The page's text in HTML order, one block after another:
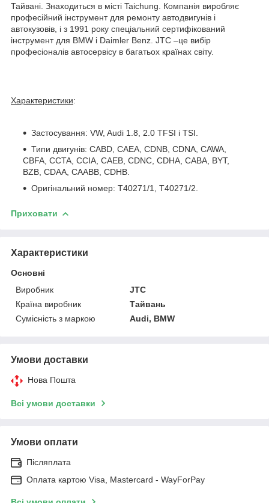
Тайвані. Знаходиться в місті Taichung. Компанія виробляє
професійний інструмент для ремонту автодвигунів і
автокузовів, і з 1991 року спеціальний сертифікований
інструмент для BMW і Daimler Benz. JTC –це вибір
професіоналів автосервісу в багатьох країнах світу.
Характеристики:
Застосування: VW, Audi 1.8, 2.0 TFSI і TSI.
Типи двигунів: CABD, CAEA, CDNB, CDNA, CAWA,
CBFA, CCTA, CCIA, CAEB, CDNC, CDHA, CABA, BYT,
BZB, CDAA, CAABB, CDHB.
Оригінальний номер: Т40271/1, Т40271/2.
Приховати
Характеристики
Основні
Виробник
JTC
Країна виробник
Тайвань
Сумісність з маркою
Audi, BMW
Умови доставки
Нова Пошта
Всі умови доставки
Умови оплати
Післяплата
Оплата картою Visa, Mastercard - WayForPay